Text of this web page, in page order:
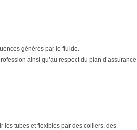
générés par le fluide.
ainsi qu’au respect du plan d’assurance
les tubes et flexibles par des colliers, des